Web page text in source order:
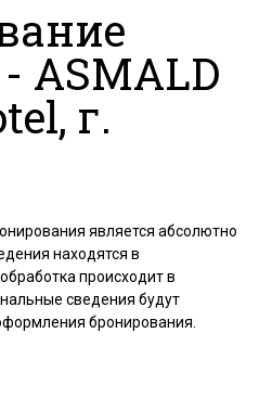
ASMALD
г.
является абсолютно
находятся в
происходит в
сведения будут
бронирования.